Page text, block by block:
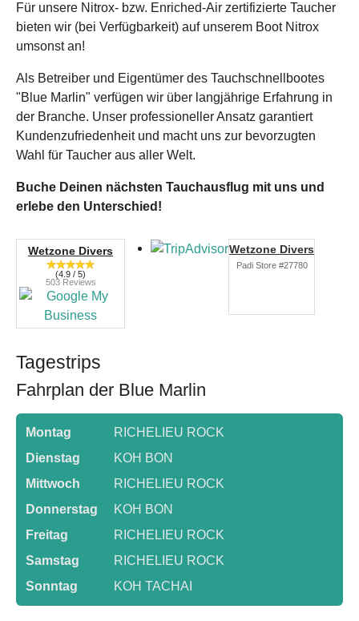
Für unsere Nitrox- bzw. Enriched-Air zertifizierte Taucher
bieten wir (bei Verfügbarkeit) auf unserem Boot Nitrox
umsonst an!
Als Betreiber und Eigentümer des Tauchschnellbootes
"Blue Marlin" verfügen wir über langjährige Erfahrung in
der Branche. Unser professioneller Ansatz garantiert
Kundenzufriedenheit und macht uns zur bevorzugten
Wahl für Taucher aus aller Welt.
Buche Deinen nächsten Tauchausflug mit uns und
erlebe den Unterschied!
Wetzone Divers
(4.9 / 5)
503 Reviews
Wetzone Divers
Padi Store #27780
Tagestrips
Fahrplan der Blue Marlin
Montag
RICHELIEU ROCK
Dienstag
KOH BON
Mittwoch
RICHELIEU ROCK
Donnerstag
KOH BON
Freitag
RICHELIEU ROCK
Samstag
RICHELIEU ROCK
Sonntag
KOH TACHAI